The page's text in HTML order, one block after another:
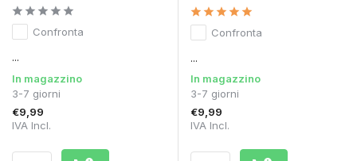
Confronta
...
In magazzino
3-7 giorni
€9,99
IVA Incl.
Confronta
...
In magazzino
3-7 giorni
€9,99
IVA Incl.